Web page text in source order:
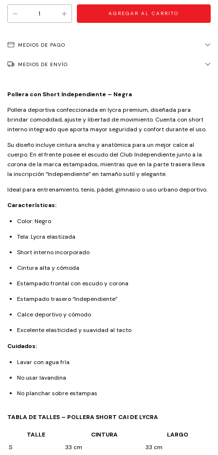
MEDIOS DE PAGO
MEDIOS DE ENVÍO
Pollera con Short Independiente – Negra
Pollera deportiva confeccionada en lycra premium, diseñada para
brindar comodidad, ajuste y libertad de movimiento. Cuenta con short
interno integrado que aporta mayor seguridad y confort durante el uso.
Su diseño incluye cintura ancha y anatómica para un mejor calce al
cuerpo. En el frente posee el escudo del Club Independiente junto a la
corona de la marca estampados, mientras que en la parte trasera lleva
la inscripción “Independiente” en tamaño sutil y elegante.
Ideal para entrenamiento, tenis, pádel, gimnasio o uso urbano deportivo.
Características:
Color: Negro
Tela: Lycra elastizada
Short interno incorporado
Cintura alta y cómoda
Estampado frontal con escudo y corona
Estampado trasero “Independiente”
Calce deportivo y cómodo
Excelente elasticidad y suavidad al tacto
Cuidados:
Lavar con agua fría
No usar lavandina
No planchar sobre estampas
TABLA DE TALLES – POLLERA SHORT CAI DE LYCRA
TALLE CINTURA
LARGO
S
33 cm
33 cm